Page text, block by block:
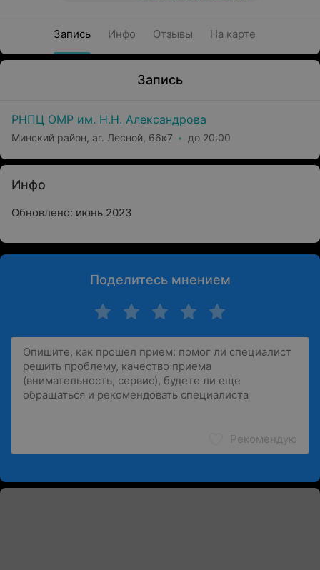
Запись Инфо Отзывы На карте
Запись
РНПЦ ОМР им. Н.Н. Александрова
Минский район, аг. Лесной, 66к7 до 20:00
Инфо
Обновлено: июнь 2023
Поделитесь мнением
Рекомендую